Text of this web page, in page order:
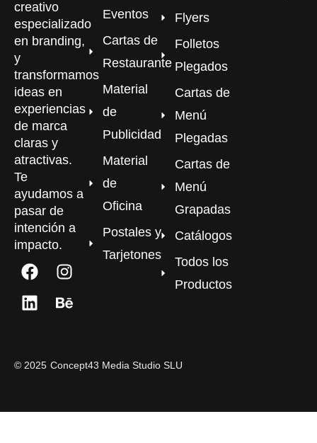
creativo
especializado
en branding,
y
transformamos
ideas en
experiencias
de marca
claras y
atractivas.
Te
ayudamos a
pasar de
intención a
impacto.
Eventos
Cartas de
Restaurante
Material
de
Publicidad
Material
de
Oficina
Postales y
Tarjetones
Flyers
Folletos
Plegados
Cartas de
Menú
Plegadas
Cartas de
Menú
Grapadas
Catálogos
Todos los
Productos
© 2025 Concept43 Media Studio SLU